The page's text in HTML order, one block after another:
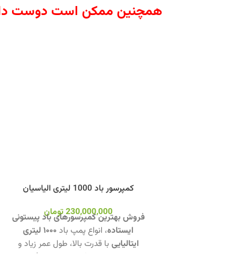
همچنین ممکن است دوست
کمپرسور باد 1000 لیتری الیاسیان
230,000,000تومان
فروش بهترین کمپرسورهای باد پیستونی
ایستاده، انواع پمپ باد
۱۰۰۰ لیتری
ایتالیاییبا قدرت بالا، طول عمر زیاد و